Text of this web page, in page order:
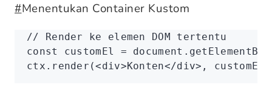
#Menentukan Container Kustom
// Render ke elemen DOM tertentu
const
customEl = document
ctx .render (<div>Konten</div> ,